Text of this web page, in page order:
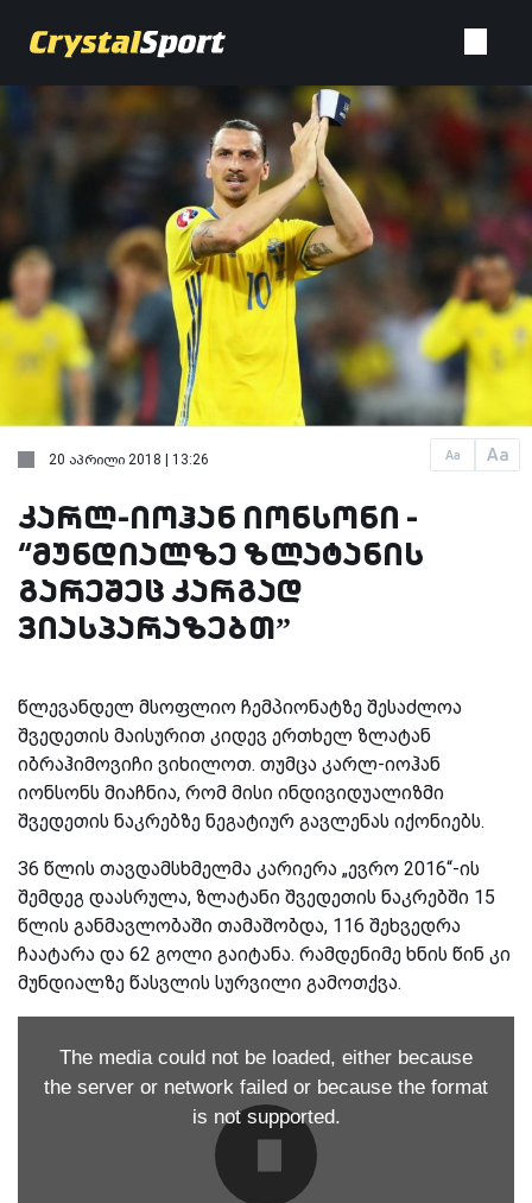
Aa Aa
20 აპრილი 2018 | 13:26
კარლ-იოჰან იონსონი -
“მუნდიალზე ზლატანის
გარეშეც კარგად
ვიასპარაზებთ”
წლევანდელ მსოფლიო ჩემპიონატზე შესაძლოა
შვედეთის მაისურით კიდევ ერთხელ ზლატან
იბრაჰიმოვიჩი ვიხილოთ. თუმცა კარლ-იოჰან
იონსონს მიაჩნია, რომ მისი ინდივიდუალიზმი
შვედეთის ნაკრებზე ნეგატიურ გავლენას იქონიებს.
36 წლის თავდამსხმელმა კარიერა „ევრო 2016“-ის
შემდეგ დაასრულა, ზლატანი შვედეთის ნაკრებში 15
წლის განმავლობაში თამაშობდა, 116 შეხვედრა
ჩაატარა და 62 გოლი გაიტანა. რამდენიმე ხნის წინ კი
მუნდიალზე წასვლის სურვილი გამოთქვა.
The media could not be loaded, either because
the server or network failed or because the format
is not supported.